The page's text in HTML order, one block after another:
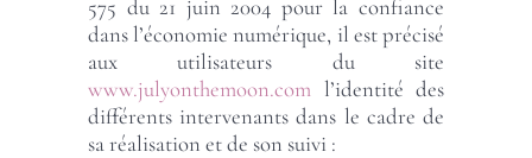
575 du 21 juin 2004 pour la confiance
dans l’économie numérique, il est précisé
aux utilisateurs du site
www.julyonthemoon.com l’identité des
différents intervenants dans le cadre de
sa réalisation et de son suivi :